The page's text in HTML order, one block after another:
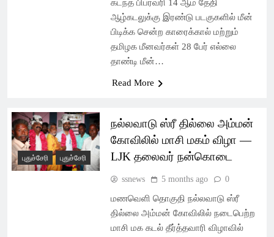
கடந்த பிப்ரவரி 14 ஆம் தேதி
ஆழ்கடலுக்கு இரண்டு படகுகளில் மீன்
பிடிக்க சென்ற காரைக்கால் மற்றும்
தமிழக மீனவர்கள் 28 பேர் எல்லை
தாண்டி மீன்…
Read More
புதுச்சேரி புதுச்சேரி
நல்லவாடு ஸ்ரீ தில்லை அம்மன்
கோவிலில் மாசி மகம் விழா —
LJK தலைவர் நன்கொடை
ssnews 5 months ago 0
மணவெளி தொகுதி நல்லவாடு ஸ்ரீ
தில்லை அம்மன் கோவிலில் நடைபெற்ற
மாசி மக கடல் தீர்த்தவாரி விழாவில்